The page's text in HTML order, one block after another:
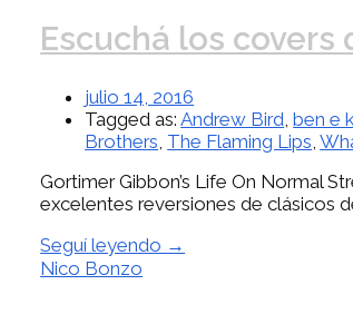
Escuchá los covers
julio 14, 2016
Tagged as:Andrew Bird ,ben e
Brothers The Flaming Lips ,
Gortimer Gibbon’s Life On Normal
excelentes reversiones de clásicos
Seguí leyendo →
Nico Bonzo